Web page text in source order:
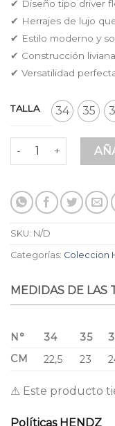
✔ Diseño tipo driver
✔ Herrajes de lujo
✔ Estilo moderno y
✔ Construcción
✔ Versatilidad
TALLA 34 35
Mocasines para
SKU: N/D
Categorías: Coleccion
MEDIDAS DE LAS
N° 34 35
CM
22,5 23
⚠ Este producto
Políticas HENDZ